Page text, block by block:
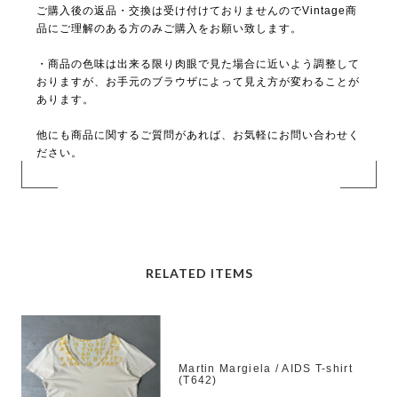
ご購入後の返品・交換は受け付けておりませんのでVintage商
品にご理解のある方のみご購入をお願い致します。
・商品の色味は出来る限り肉眼で見た場合に近いよう調整して
おりますが、お手元のブラウザによって見え方が変わることが
あります。
他にも商品に関するご質問があれば、お気軽にお問い合わせく
ださい。
RELATED ITEMS
Martin Margiela / AIDS T-shirt
(T642)